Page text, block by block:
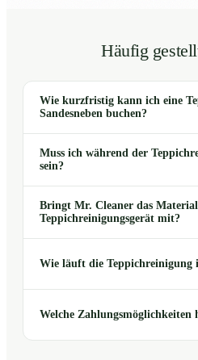
Häufig
Wie kurzfristig kann ich eine
Sandesneben buchen?
Muss ich während der
sein?
Bringt Mr. Cleaner das
Teppichreinigungsgerät mit?
Wie läuft die Teppichreinigung
Welche Zahlungsmöglichkeiten